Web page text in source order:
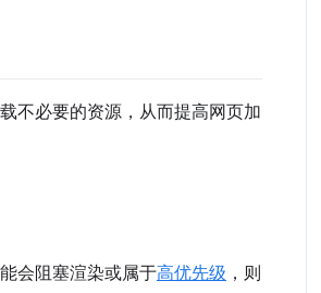
不必要的资源，从而提高网页加
会阻塞渲染或属于高优先级 ，则